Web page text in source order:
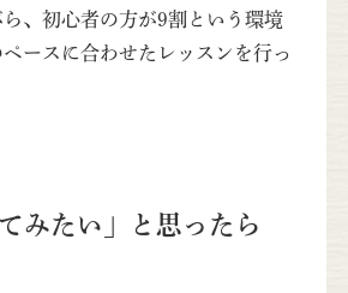
、初心者の方が9割という環境
ースに合わせたレッスンを行っ
みたい」と思ったら